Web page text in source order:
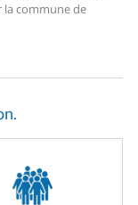
commune de